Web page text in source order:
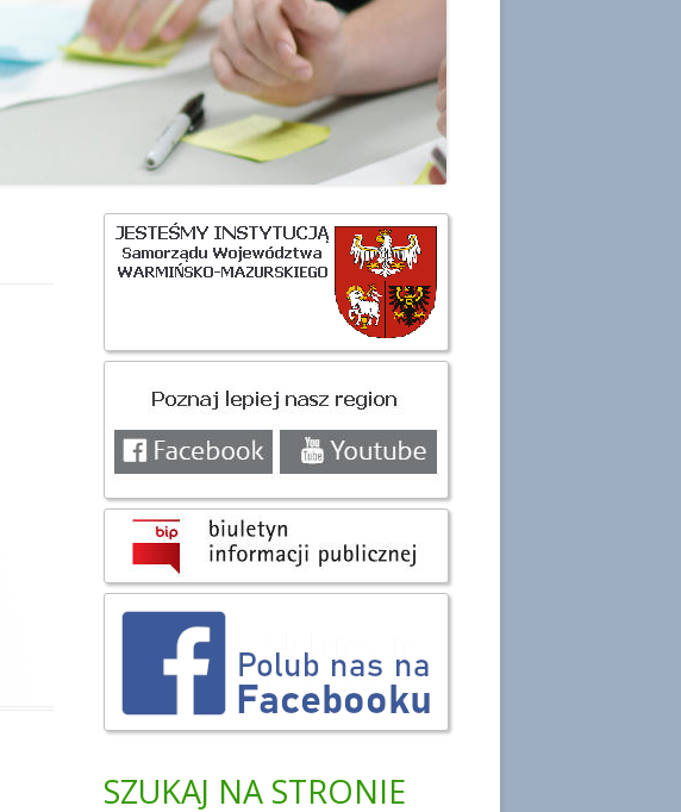
OCHRONA DANYCH OSOBOWYCH
Główny
panel
boczny
SZUKAJ NA STRONIE